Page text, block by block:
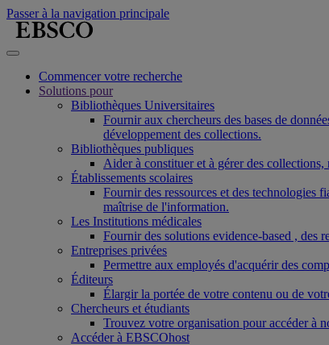
Passer à la navigation principale
Commencer votre recherche
Solutions pour
Bibliothèques Universitaires
Fournir aux chercheurs des bases de
développement des collections.
Bibliothèques publiques
Aider à constituer et à gérer des
Établissements scolaires
Fournir des ressources et des technologies
maîtrise de l'information.
Les Institutions médicales
Fournir des solutions evidence-based , des
Entreprises privées
Permettre aux employés d'acquérir des
Éditeurs
Élargir la portée de votre contenu ou de
Chercheurs et étudiants
Trouvez votre organisation pour accéder à
Accéder à EBSCOhost